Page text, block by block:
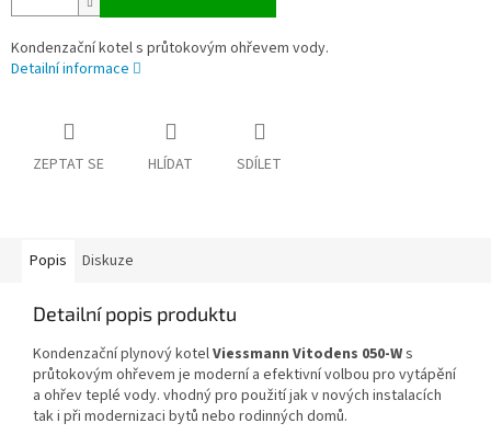
Kondenzační kotel s průtokovým ohřevem vody.
Detailní informace
ZEPTAT SE HLÍDAT SDÍLET
Popis Diskuze
Detailní popis produktu
Kondenzační plynový kotelViessmann Vitodens 050-Ws
průtokovým ohřevem je moderní a efektivní volbou pro vytápění
a ohřev teplé vody. vhodný pro použití jak v nových instalacích
tak i při modernizaci bytů nebo rodinných domů.